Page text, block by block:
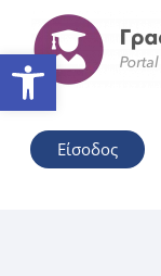
Ανοίξτε
Είσοδος